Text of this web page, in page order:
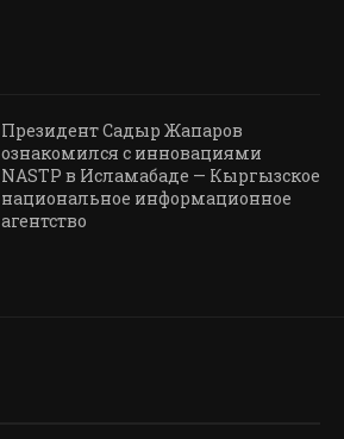
Президент Садыр Жапаров
ознакомился с инновациями
NASTP в Исламабаде — Кыргызское
национальное информационное
агентство